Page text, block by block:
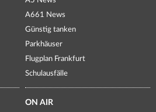
A661 News
Günstig tanken
Parkhäuser
Flugplan Frankfurt
Schulausfälle
ON AIR